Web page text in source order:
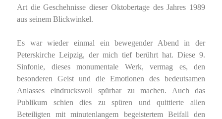
Art die Geschehnisse dieser Oktobertage des Jahres 1989
aus seinem Blickwinkel.
Es war wieder einmal ein bewegender Abend in der
Peterskirche Leipzig, der mich tief berührt hat. Diese 9.
Sinfonie, dieses monumentale Werk, vermag es, den
besonderen Geist und die Emotionen des bedeutsamen
Anlasses eindrucksvoll spürbar zu machen. Auch das
Publikum schien dies zu spüren und quittierte allen
Beteiligten mit minutenlangem begeistertem Beifall den